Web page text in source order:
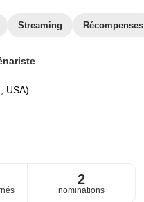
Streaming Récompenses
USA)
2
nominations